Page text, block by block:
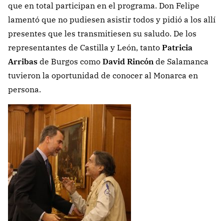
que en total participan en el programa. Don Felipe
lamentó que no pudiesen asistir todos y pidió a los allí
presentes que les transmitiesen su saludo. De los
representantes de Castilla y León, tanto Patricia
Arribas de Burgos como David Rincón de Salamanca
tuvieron la oportunidad de conocer al Monarca en
persona.